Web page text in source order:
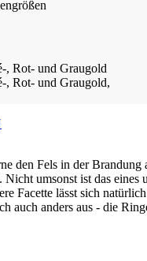
, Rot- und Graugold
, Rot- und Graugold,
den Fels in der
umsonst ist das eines
Facette lässt sich
auch anders aus - die